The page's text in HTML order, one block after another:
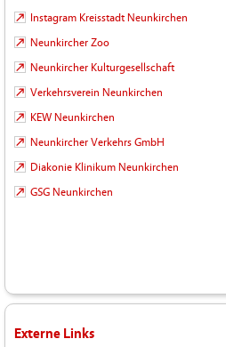
Instagram Kreisstadt Neunkirchen
Neunkircher Zoo
Neunkircher Kulturgesellschaft
Verkehrsverein Neunkirchen
KEW Neunkirchen
Neunkircher Verkehrs GmbH
Diakonie Klinikum Neunkirchen
GSG Neunkirchen
Externe Links